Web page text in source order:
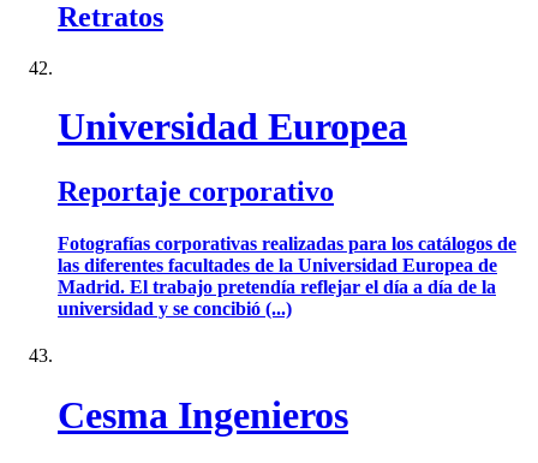
Retratos
Universidad Europea
Reportaje corporativo
Fotografías corporativas realizadas para los catálogos de
las diferentes facultades de la Universidad Europea de
Madrid. El trabajo pretendía reflejar el día a día de la
universidad y se concibió (...)
Cesma Ingenieros